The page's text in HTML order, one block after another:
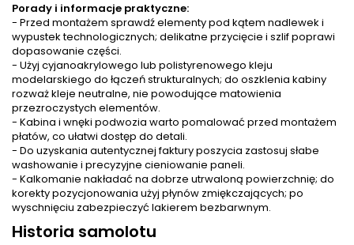
Porady i informacje praktyczne:
- Przed montażem sprawdź elementy pod kątem nadlewek i
wypustek technologicznych; delikatne przycięcie i szlif poprawi
dopasowanie części.
- Użyj cyjanoakrylowego lub polistyrenowego kleju
modelarskiego do łączeń strukturalnych; do oszklenia kabiny
rozważ kleje neutralne, nie powodujące matowienia
przezroczystych elementów.
- Kabina i wnęki podwozia warto pomalować przed montażem
płatów, co ułatwi dostęp do detali.
- Do uzyskania autentycznej faktury poszycia zastosuj słabe
washowanie i precyzyjne cieniowanie paneli.
- Kalkomanie nakładać na dobrze utrwaloną powierzchnię; do
korekty pozycjonowania użyj płynów zmiękczających; po
wyschnięciu zabezpieczyć lakierem bezbarwnym.
Historia samolotu